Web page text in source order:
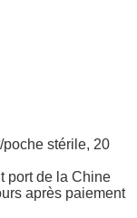
stérile, 20
la Chine
paiement